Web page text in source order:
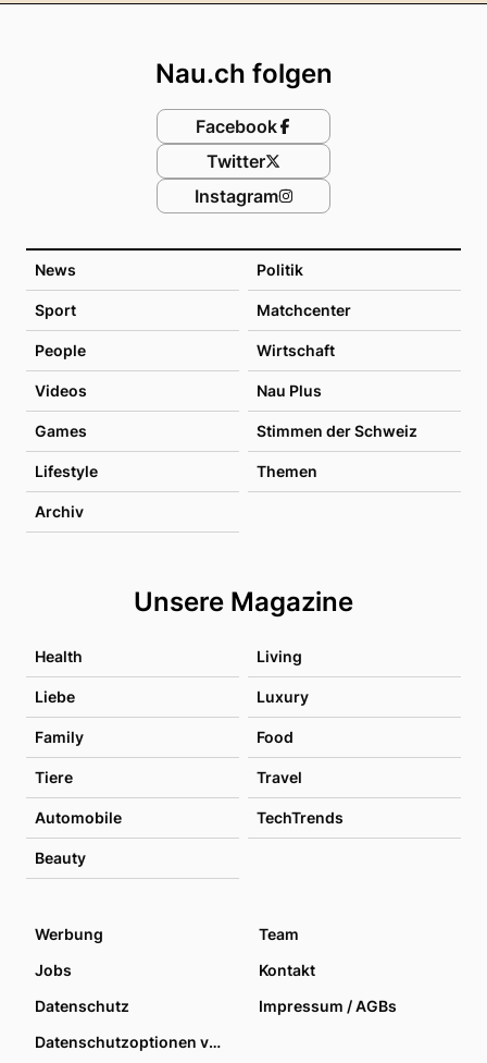
News Politik
Sport Matchcenter
People Wirtschaft
Videos Nau Plus
Games Stimmen der Schweiz
Lifestyle Themen
Archiv
Unsere Magazine
Health Living
Liebe Luxury
Family Food
Tiere Travel
Automobile TechTrends
Beauty
Nau.ch folgen
Facebook
Twitter
Instagram
Werbung
Team
Jobs
Kontakt
Datenschutz
Impressum / AGBs
Datenschutzoptionen verwalten